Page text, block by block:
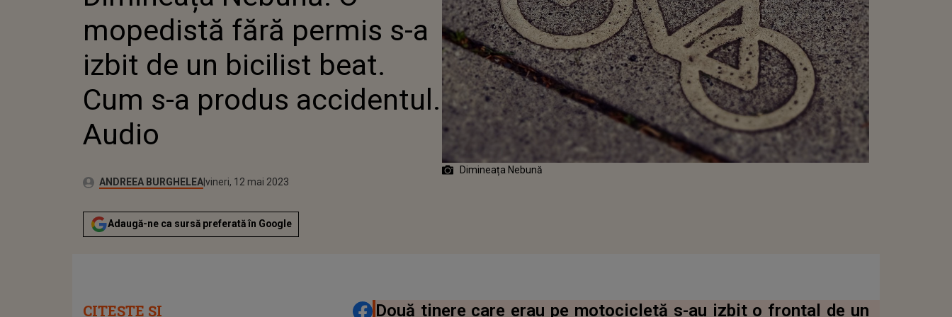
mopedistă fără permis s-a
izbit de un bicilist beat.
Cum s-a produs accidentul.
Audio
Autor:ANDREEA BURGHELEAPublicat:
joi, 12 mai 2022
Actualizat:
vineri, 12 mai 2023
Adaugă-ne ca sursă preferată în Google
Dimineața Nebună
DISTRIBUIE ARTICOLUL
Două tinere care erau pe motocicletă s-au izbit o frontal de un
CITEȘTE ȘI